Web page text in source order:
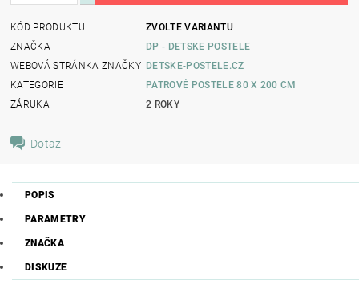
KÓD PRODUKTU
ZVOLTE VARIANTU
ZNAČKA
DP - DETSKE POSTELE
WEBOVÁ STRÁNKA ZNAČKY DETSKE-POSTELE.CZ
KATEGORIE
PATROVÉ POSTELE 80 X 200 CM
ZÁRUKA
2 ROKY
Dotaz
POPIS
PARAMETRY
ZNAČKA
DISKUZE